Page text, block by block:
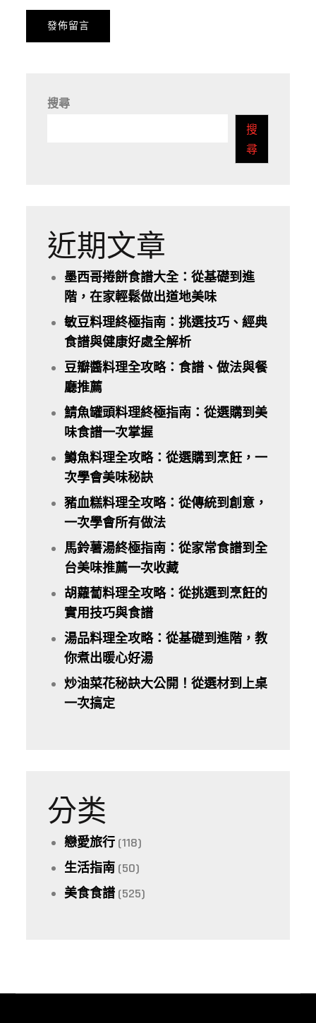
搜尋
搜
尋
近期文章
墨西哥捲餅食譜大全：從基礎到進
階，在家輕鬆做出道地美味
敏豆料理終極指南：挑選技巧、經典
食譜與健康好處全解析
豆瓣醬料理全攻略：食譜、做法與餐
廳推薦
鯖魚罐頭料理終極指南：從選購到美
味食譜一次掌握
鱒魚料理全攻略：從選購到烹飪，一
次學會美味秘訣
豬血糕料理全攻略：從傳統到創意，
一次學會所有做法
馬鈴薯湯終極指南：從家常食譜到全
台美味推薦一次收藏
胡蘿蔔料理全攻略：從挑選到烹飪的
實用技巧與食譜
湯品料理全攻略：從基礎到進階，教
你煮出暖心好湯
炒油菜花秘訣大公開！從選材到上桌
一次搞定
分类
戀愛旅行 (118)
生活指南 (50)
美食食譜 (525)